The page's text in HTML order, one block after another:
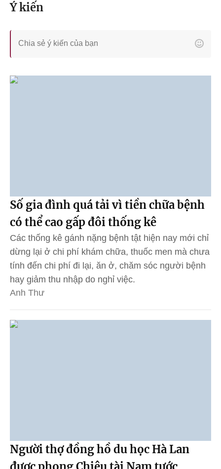
Ý kiến
Số gia đình quá tải vì tiền chữa bệnh
có thể cao gấp đôi thống kê
Các thống kê gánh nặng bệnh tật hiện nay mới chỉ
dừng lại ở chi phí khám chữa, thuốc men mà chưa
tính đến chi phí đi lại, ăn ở, chăm sóc người bệnh
hay giảm thu nhập do nghỉ việc.
Anh Thư
Người thợ đồng hồ du học Hà Lan